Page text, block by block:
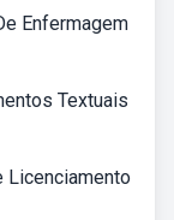
Enfermagem
Textuais
Licenciamento